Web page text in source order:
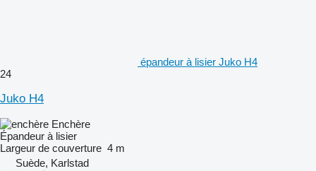
épandeur à lisier Juko H4
24
Juko H4
Enchère
Épandeur à lisier
Largeur de couverture 4 m
Suède, Karlstad